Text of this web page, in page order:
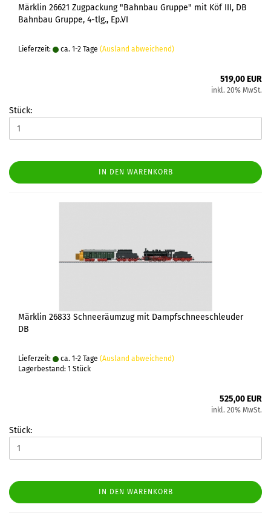
Märklin 26621 Zugpackung "Bahnbau Gruppe" mit Köf III, DB
Bahnbau Gruppe, 4-tlg., Ep.VI
Lieferzeit: ca. 1-2 Tage (Ausland abweichend)
519,00 EUR
inkl. 20% MwSt.
Stück:
IN DEN WARENKORB
Märklin 26833 Schneeräumzug mit Dampfschneeschleuder
DB
Lieferzeit: ca. 1-2 Tage (Ausland abweichend)
Lagerbestand: 1 Stück
525,00 EUR
inkl. 20% MwSt.
Stück:
IN DEN WARENKORB